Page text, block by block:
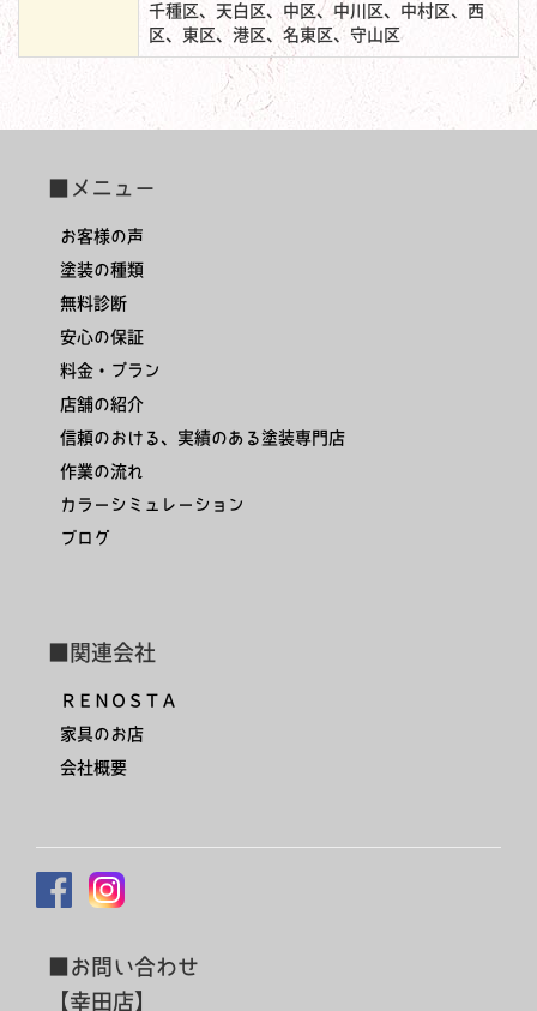
千種区、天白区、中区、中川区、中村区、西
区、東区、港区、名東区、守山区
■メニュー
お客様の声
塗装の種類
無料診断
安心の保証
料金・プラン
店舗の紹介
信頼のおける、実績のある塗装専門店
作業の流れ
カラーシミュレーション
ブログ
■関連会社
ＲＥＮＯＳＴＡ
家具のお店
会社概要
■お問い合わせ
【幸田店】